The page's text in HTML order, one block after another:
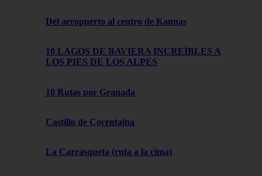
Del aeropuerto al centro de Kaunas
10 LAGOS DE BAVIERA INCREÍBLES A
LOS PIES DE LOS ALPES
10 Rutas por Granada
Castillo de Cocentaina
La Carrasqueta (ruta a la cima)